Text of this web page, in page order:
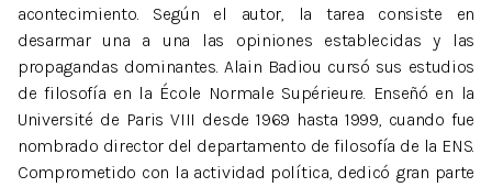
acontecimiento. Según el autor, la tarea consiste en
desarmar una a una las opiniones establecidas y las
propagandas dominantes. Alain Badiou cursó sus estudios
de filosofía en la École Normale Supérieure. Enseñó en la
Université de Paris VIII desde 1969 hasta 1999, cuando fue
nombrado director del departamento de filosofía de la ENS.
Comprometido con la actividad política, dedicó gran parte